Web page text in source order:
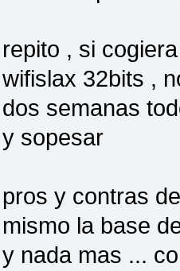
repito , si
wifislax 32bits ,
dos semanas
y sopesar
pros y contras
mismo la base
y nada mas ...